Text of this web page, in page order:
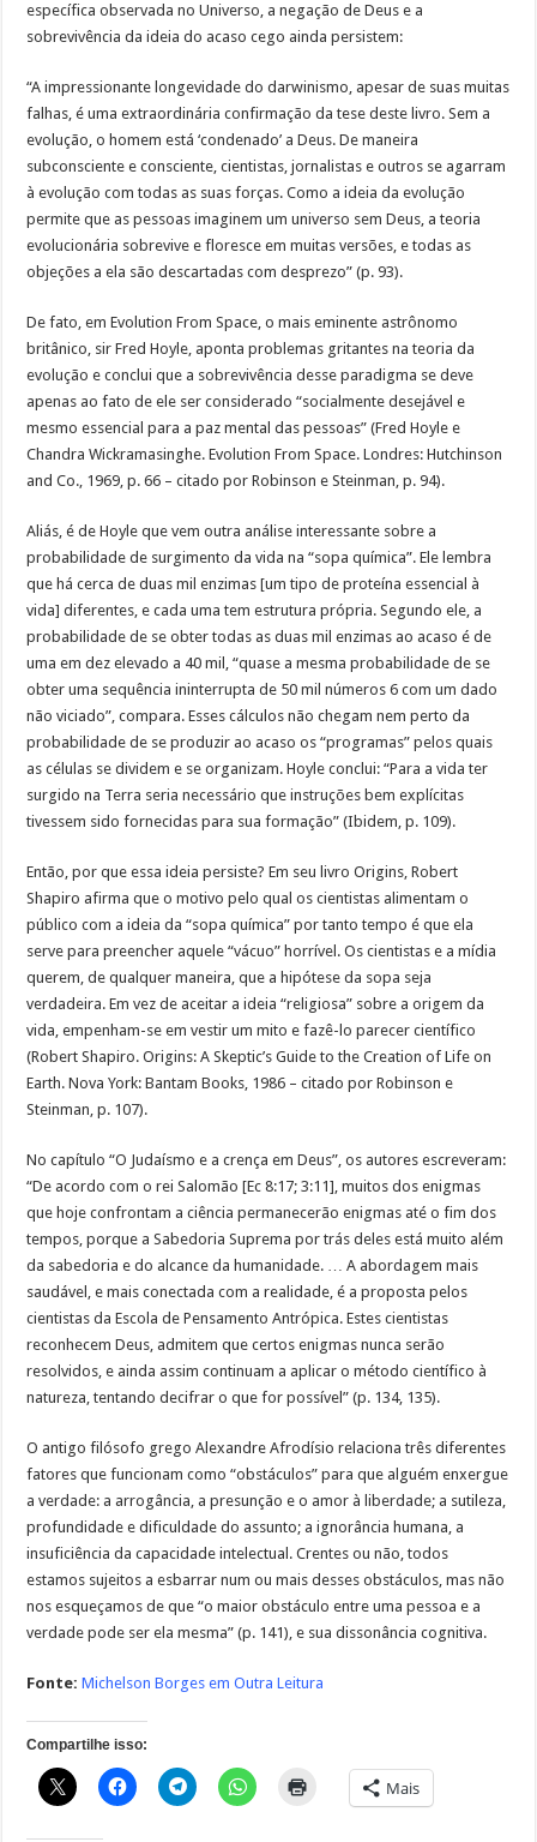
específica observada no Universo, a negação de Deus e a
sobrevivência da ideia do acaso cego ainda persistem:
“A impressionante longevidade do darwinismo, apesar de suas muitas
falhas, é uma extraordinária confirmação da tese deste livro. Sem a
evolução, o homem está ‘condenado’ a Deus. De maneira
subconsciente e consciente, cientistas, jornalistas e outros se agarram
à evolução com todas as suas forças. Como a ideia da evolução
permite que as pessoas imaginem um universo sem Deus, a teoria
evolucionária sobrevive e floresce em muitas versões, e todas as
objeções a ela são descartadas com desprezo” (p. 93).
De fato, em Evolution From Space, o mais eminente astrônomo
britânico, sir Fred Hoyle, aponta problemas gritantes na teoria da
evolução e conclui que a sobrevivência desse paradigma se deve
apenas ao fato de ele ser considerado “socialmente desejável e
mesmo essencial para a paz mental das pessoas” (Fred Hoyle e
Chandra Wickramasinghe. Evolution From Space. Londres: Hutchinson
and Co., 1969, p. 66 – citado por Robinson e Steinman, p. 94).
Aliás, é de Hoyle que vem outra análise interessante sobre a
probabilidade de surgimento da vida na “sopa química”. Ele lembra
que há cerca de duas mil enzimas [um tipo de proteína essencial à
vida] diferentes, e cada uma tem estrutura própria. Segundo ele, a
probabilidade de se obter todas as duas mil enzimas ao acaso é de
uma em dez elevado a 40 mil, “quase a mesma probabilidade de se
obter uma sequência ininterrupta de 50 mil números 6 com um dado
não viciado”, compara. Esses cálculos não chegam nem perto da
probabilidade de se produzir ao acaso os “programas” pelos quais
as células se dividem e se organizam. Hoyle conclui: “Para a vida ter
surgido na Terra seria necessário que instruções bem explícitas
tivessem sido fornecidas para sua formação” (Ibidem, p. 109).
Então, por que essa ideia persiste? Em seu livro Origins, Robert
Shapiro afirma que o motivo pelo qual os cientistas alimentam o
público com a ideia da “sopa química” por tanto tempo é que ela
serve para preencher aquele “vácuo” horrível. Os cientistas e a mídia
querem, de qualquer maneira, que a hipótese da sopa seja
verdadeira. Em vez de aceitar a ideia “religiosa” sobre a origem da
vida, empenham-se em vestir um mito e fazê-lo parecer científico
(Robert Shapiro. Origins: A Skeptic’s Guide to the Creation of Life on
Earth. Nova York: Bantam Books, 1986 – citado por Robinson e
Steinman, p. 107).
No capítulo “O Judaísmo e a crença em Deus”, os autores escreveram:
“De acordo com o rei Salomão [Ec 8:17; 3:11], muitos dos enigmas
que hoje confrontam a ciência permanecerão enigmas até o fim dos
tempos, porque a Sabedoria Suprema por trás deles está muito além
da sabedoria e do alcance da humanidade. … A abordagem mais
saudável, e mais conectada com a realidade, é a proposta pelos
cientistas da Escola de Pensamento Antrópica. Estes cientistas
reconhecem Deus, admitem que certos enigmas nunca serão
resolvidos, e ainda assim continuam a aplicar o método científico à
natureza, tentando decifrar o que for possível” (p. 134, 135).
O antigo filósofo grego Alexandre Afrodísio relaciona três diferentes
fatores que funcionam como “obstáculos” para que alguém enxergue
a verdade: a arrogância, a presunção e o amor à liberdade; a sutileza,
profundidade e dificuldade do assunto; a ignorância humana, a
insuficiência da capacidade intelectual. Crentes ou não, todos
estamos sujeitos a esbarrar num ou mais desses obstáculos, mas não
nos esqueçamos de que “o maior obstáculo entre uma pessoa e a
verdade pode ser ela mesma” (p. 141), e sua dissonância cognitiva.
Fonte: Michelson Borges em Outra Leitura
Compartilhe isso:
Mais